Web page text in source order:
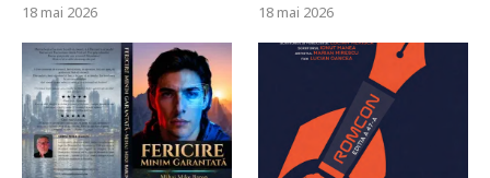
18 mai 2026 18 mai 2026